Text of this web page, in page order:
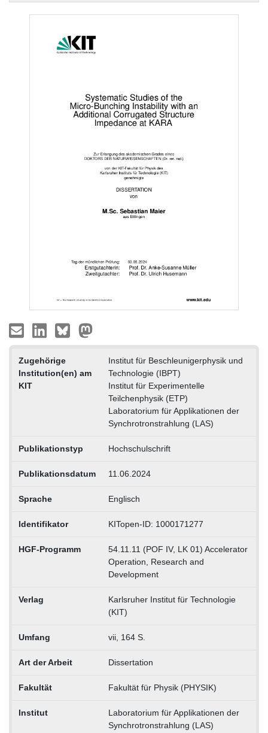
Zugehörige
Institution(en) am
KIT
Institut für Beschleunigerphysik und
Technologie (IBPT)
Institut für Experimentelle
Teilchenphysik (ETP)
Laboratorium für Applikationen der
Synchrotronstrahlung (LAS)
Publikationstyp Hochschulschrift
Publikationsdatum 11.06.2024
Sprache Englisch
Identifikator KITopen-ID: 1000171277
HGF-Programm
54.11.11 (POF IV, LK 01) Accelerator
Operation, Research and
Development
Verlag
Karlsruher Institut für Technologie
(KIT)
Umfang vii, 164 S.
Art der Arbeit Dissertation
Fakultät Fakultät für Physik (PHYSIK)
Institut
Laboratorium für Applikationen der
Synchrotronstrahlung (LAS)